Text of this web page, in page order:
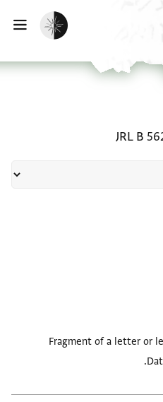
تفعيل الوضع المظلم
JRL B
Fragment of a letter or